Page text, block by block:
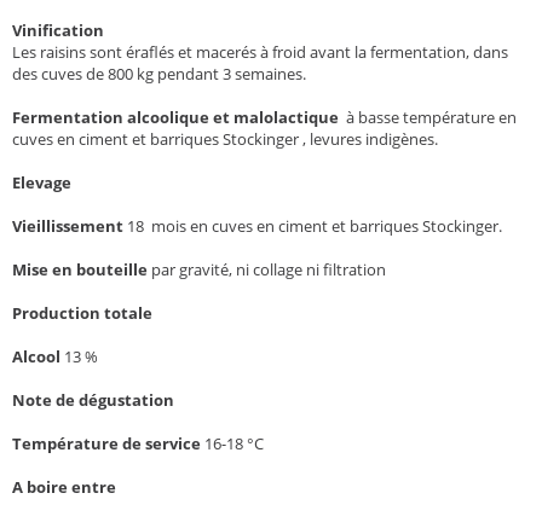
Vinification
Les raisins sont éraflés et macerés à froid avant la fermentation, dans
des cuves de 800 kg pendant 3 semaines.
Fermentation alcoolique et malolactique à basse température en
cuves en ciment et barriques Stockinger , levures indigènes.
Elevage
Vieillissement 18 mois en cuves en ciment et barriques Stockinger.
Mise en bouteille par gravité, ni collage ni filtration
Production totale
Alcool 13 %
Note de dégustation
Température de service 16-18 °C
A boire entre